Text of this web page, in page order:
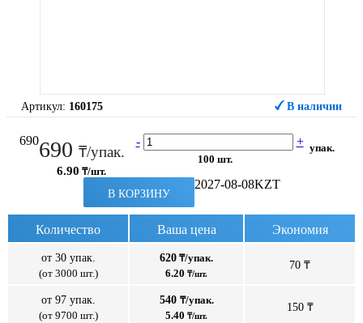
Артикул: 160175 В наличии
690690 ₸/упак.
6.90 ₸/шт.
- +
100 шт.
упак.
В КОРЗИНУ
2027-08-08KZT
Количество Ваша цена Экономия
от 30 упак.
(от 3000 шт.)
620 ₸/упак.
6.20 ₸/шт.
70 ₸
от 97 упак.
(от 9700 шт.)
540 ₸/упак.
5.40 ₸/шт.
150 ₸